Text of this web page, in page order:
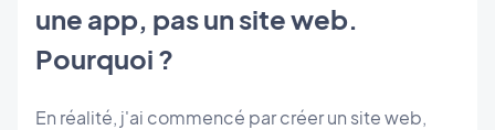
une app, pas un site web.
Pourquoi ?
En réalité, j'ai commencé par créer un site web,